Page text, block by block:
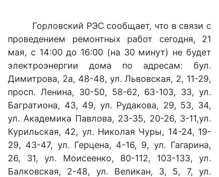
Горловский РЭС сообщает, что в связи с
проведением ремонтных работ сегодня, 21
мая, с 14:00 до 16:00 (на 30 минут) не будет
электроэнергии дома по адресам: бул.
Димитрова, 2а, 48-48, ул. Львовская, 2, 11-29,
просп. Ленина, 30-50, 58-62, 63-103, 33, ул.
Багратиона, 43, 49, ул. Рудакова, 29, 53, 34,
ул. Академика Павлова, 23-35, 20-26, 3-11,ул.
Курильская, 42, ул. Николая Чуры, 14-24, 19-
29, 43-47, ул. Герцена, 4-16, 9, ул. Гагарина,
26, 31, ул. Моисеенко, 80-112, 103-133, ул.
Балковская, 2-48, ул. Великан, 3, 5, 7, ул.